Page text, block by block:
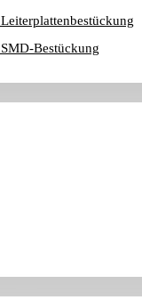
Leiterplattenbestückung
SMD-Bestückung